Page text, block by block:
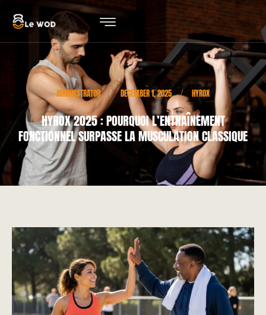
ADMINISTRATOR / DECEMBER 1, 2025 / HYROX
HYROX 2025 : POURQUOI L’ENTRAÎNEMENT
FONCTIONNEL SURPASSE LA MUSCULATION CLASSIQUE